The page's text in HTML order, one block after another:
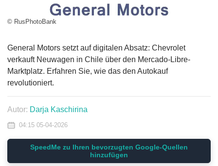
© RusPhotoBank
General Motors setzt auf digitalen Absatz: Chevrolet
verkauft Neuwagen in Chile über den Mercado-Libre-
Marktplatz. Erfahren Sie, wie das den Autokauf
revolutioniert.
Autor: Darja Kaschirina
04:15 05-04-2026
SpeedMe zu Ihren bevorzugten Google-Quellen
hinzufügen